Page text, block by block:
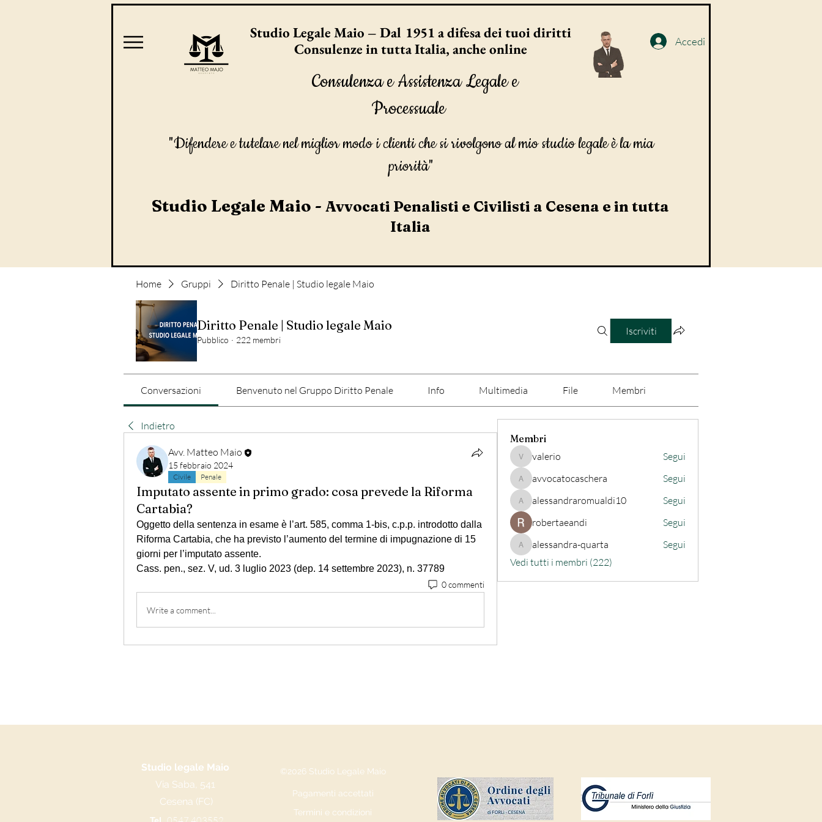
Studio Legale Maio – Dal 1951 a difesa dei tuoi diritti
Consulenze in tutta Italia, anche online
Consulenza e Assistenza Legale e
Processuale
Accedi
"Difendere e tutelare nel miglior modo i clienti che si rivolgono al mio studio legale è la mia
priorità"
Studio Legale Maio - Avvocati Penalisti e Civilisti a Cesena e in tutta
Italia
Home Gruppi Diritto Penale | Studio legale Maio
Diritto Penale | Studio legale Maio
Pubblico · 222 membri
Iscriviti
Conversazioni Benvenuto nel Gruppo Diritto Penale Info Multimedia File Membri
Indietro
Avv. Matteo Maio
15 febbraio 2024
Civile Penale
Imputato assente in primo grado: cosa prevede la Riforma
Cartabia?
Oggetto della sentenza in esame è l’art. 585, comma 1-bis, c.p.p. introdotto dalla
Riforma Cartabia, che ha previsto l’aumento del termine di impugnazione di 15
giorni per l’imputato assente.
Cass. pen., sez. V, ud. 3 luglio 2023 (dep. 14 settembre 2023), n. 37789
0 commenti
Write a comment...
Membri
valeriovalerio Segui
avvocatocaschera
avvocatocaschera Segui
alessandraromualdi10
alessandraromualdi10
Segui
robertaeandi
Segui
alessandra-quarta
alessandra-quarta
Segui
Vedi tutti i membri (222)
Studio legale Maio
Via Saba, 541
Cesena (FC)
©2026 Studio Legale Maio
Pagamenti accettati
Termini e condizioni